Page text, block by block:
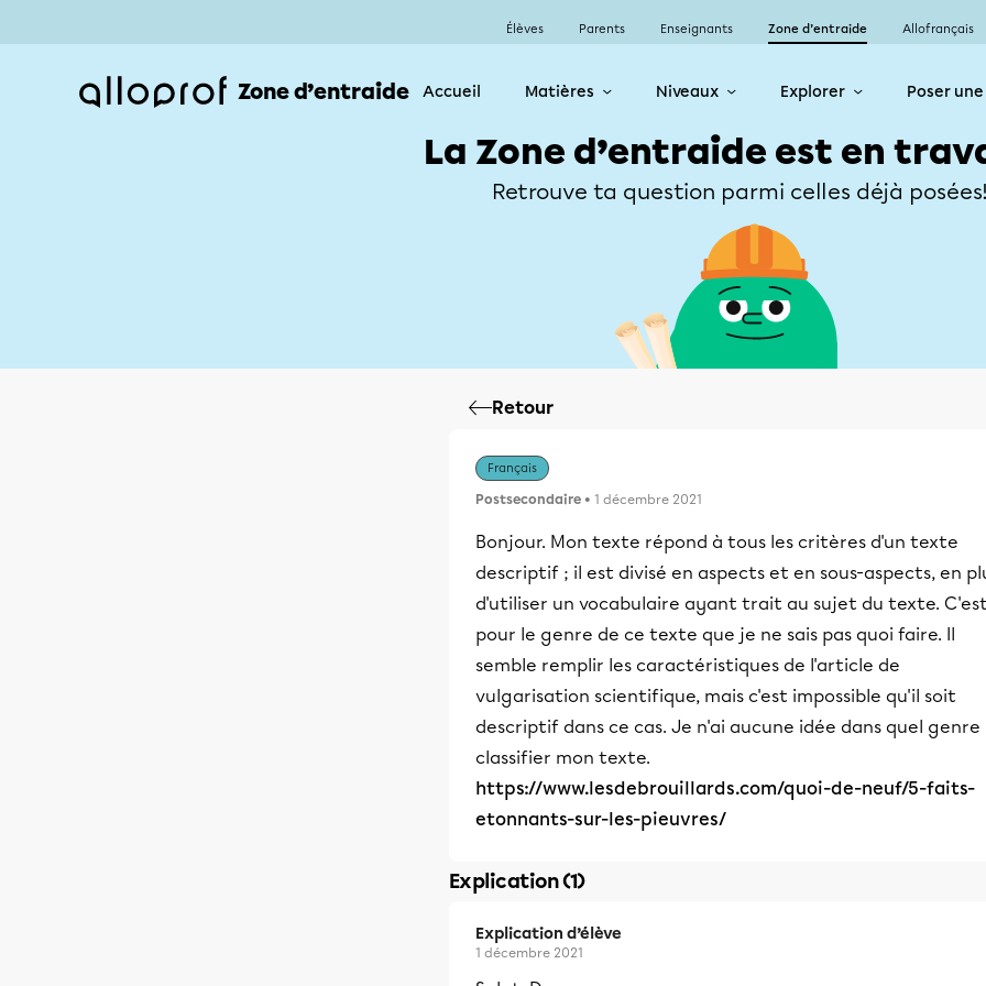
Élèves Parents Enseignants Zone d’entraide Allofrançais
Zone d’entraide Accueil Matières Niveaux Explorer Poser
La Zone d’entraide est en
Retrouve ta question parmi celles déjà
Retour
Français
Postsecondaire • 1 décembre 2021
Bonjour. Mon texte répond à tous les critères d'un texte
descriptif ; il est divisé en aspects et en sous-aspects, en
d'utiliser un vocabulaire ayant trait au sujet du texte.
pour le genre de ce texte que je ne sais pas quoi faire. Il
semble remplir les caractéristiques de l'article de
vulgarisation scientifique, mais c'est impossible qu'il soit
descriptif dans ce cas. Je n'ai aucune idée dans quel genre
classifier mon texte.
https://www.lesdebrouillards.com/quoi-de-neuf/5-faits-
etonnants-sur-les-pieuvres/
Explication (1)
Explication d’élève
1 décembre 2021